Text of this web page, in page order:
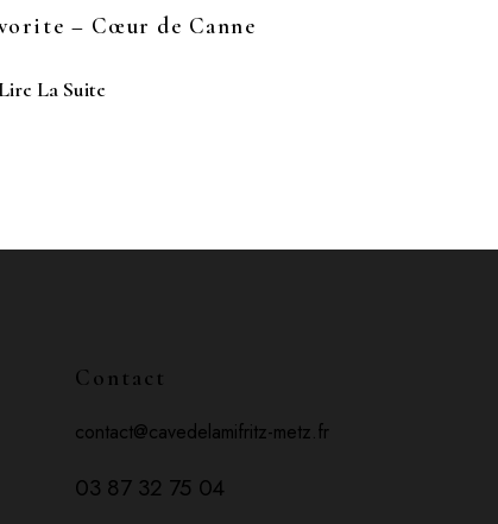
– Cœur de Canne
Lire La Suite
Contact
contact@cavedelamifritz-metz.fr
03 87 32 75 04